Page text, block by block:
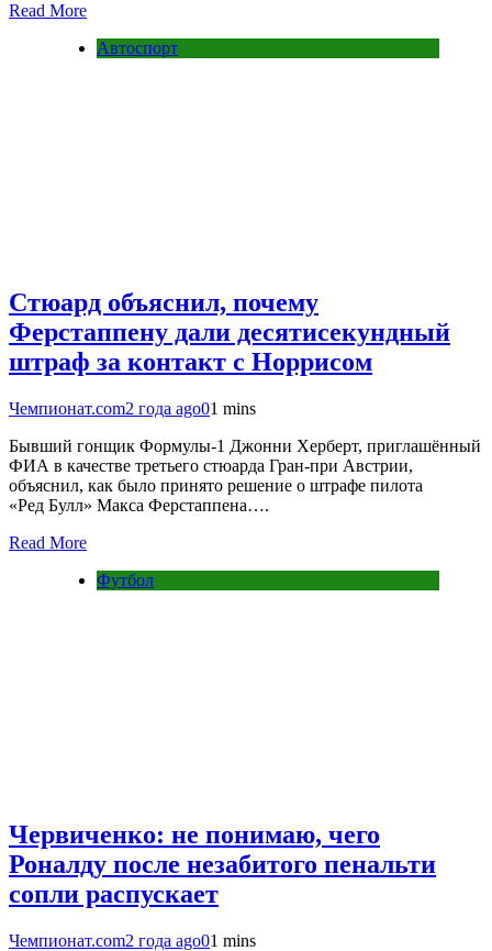
Read More
Автоспорт
Стюард объяснил, почему
Ферстаппену дали десятисекундный
штраф за контакт с Норрисом
Чемпионат.com2 года ago01 mins
Бывший гонщик Формулы-1 Джонни Херберт, приглашённый
ФИА в качестве третьего стюарда Гран-при Австрии,
объяснил, как было принято решение о штрафе пилота
«Ред Булл» Макса Ферстаппена….
Read More
Футбол
Червиченко: не понимаю, чего
Роналду после незабитого пенальти
сопли распускает
Чемпионат.com2 года ago01 mins